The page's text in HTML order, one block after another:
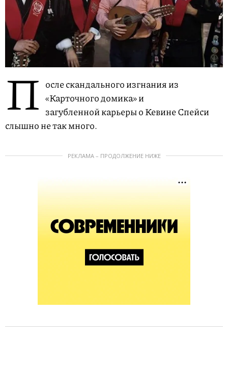
П осле скандального изгнания из
«Карточного домика» и
загубленной карьеры о Кевине Спейси
слышно не так много.
РЕКЛАМА – ПРОДОЛЖЕНИЕ НИЖЕ